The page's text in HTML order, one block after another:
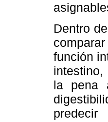
Dentro
función
intestino,
la pena